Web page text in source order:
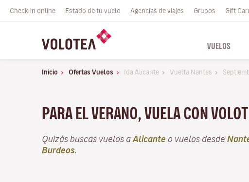
Check-in online Estado de tu vuelo Agencias de viajes Grupos Gift
VUELOS
Inicio Ofertas Vuelos Ida Alicante Vuelta Nantes
PARA EL VERANO, VUELA CON
Quizás buscas vuelos a Alicante o vuelos desde
Burdeos